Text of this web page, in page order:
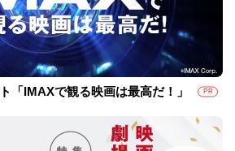
「IMAXで観る映画は最高だ！」 PR